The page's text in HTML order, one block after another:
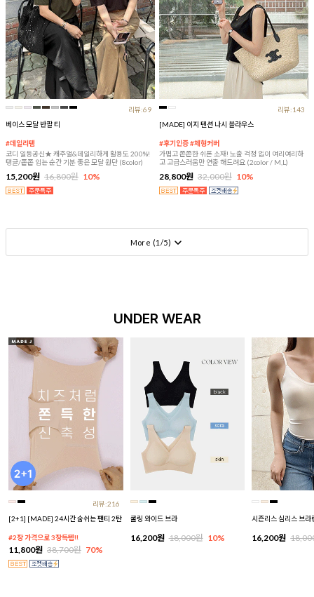
리뷰:69
베이스 모달 반팔 티
#데일리템
코디 일등공신★ 캐주얼&데일리하게 활용도 200%!
탱글/쫀쫀 입는 순간 기분 좋은 모달 원단 (8color)
15,200원 16,800원 10%
리뷰:143
[MADE] 이지 텐션 나시 블라우스
#후기인증 #체형커버
가볍고 쫀쫀한 쉬폰 소재! 노출 걱정 없이 여리여리하
고 고급스러움만 연출 해드려요 (2color / M,L)
28,800원 32,000원 10%
More (1 /5)
UNDER WEAR
리뷰:216
[2+1] [MADE] 24시간 숨쉬는 팬티 2탄
#2장 가격으로 3장득템!!
11,800원 38,700원 70%
쿨링 와이드 브라
16,200원 18,000원 10%
시즌리스 심리스 브라
16,200원